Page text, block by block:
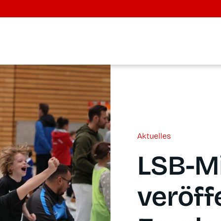
Aktu­el­les
LSB-